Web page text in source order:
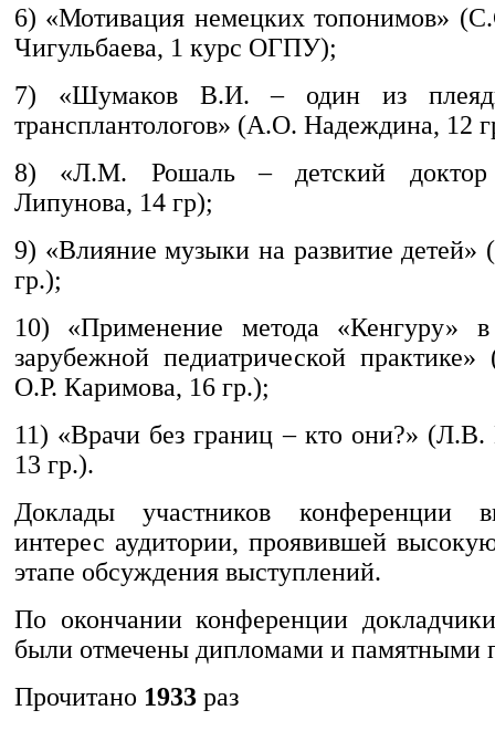
6) «Мотивация немецких топонимов»
Чигульбаева, 1 курс ОГПУ);
7) «Шумаков В.И. – один из
трансплантологов» (А.О. Надеждина, 12
8) «Л.М. Рошаль – детский
Липунова, 14 гр);
9) «Влияние музыки на развитие детей»
гр.);
10) «Применение метода «Кенгуру»
зарубежной педиатрической
О.Р. Каримова, 16 гр.);
11) «Врачи без границ – кто они?» (Л.В.
13 гр.).
Доклады участников конференции
интерес аудитории, проявившей
этапе обсуждения выступлений.
По окончании конференции
были отмечены дипломами и памятными
Прочитано 1933 раз